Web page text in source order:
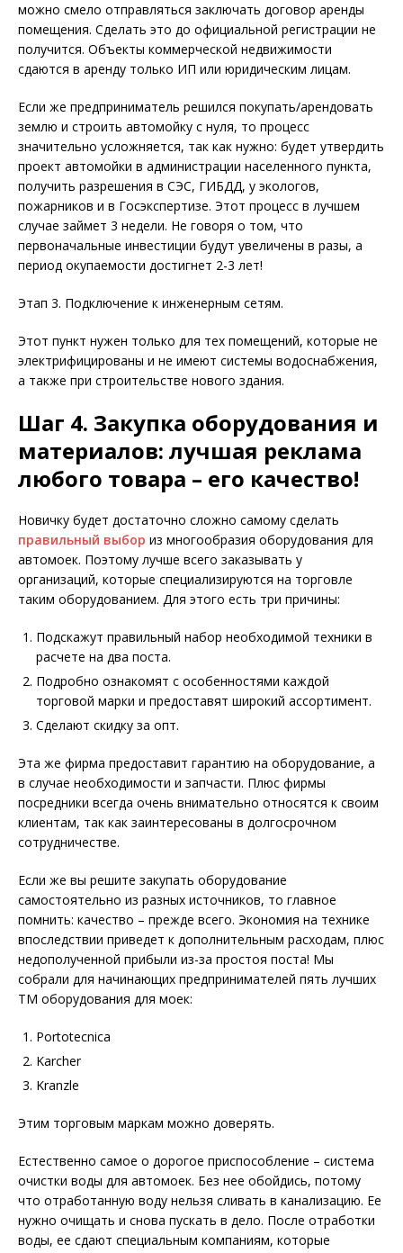
можно смело отправляться заключать договор аренды
помещения. Сделать это до официальной регистрации не
получится. Объекты коммерческой недвижимости
сдаются в аренду только ИП или юридическим лицам.
Если же предприниматель решился покупать/арендовать
землю и строить автомойку с нуля, то процесс
значительно усложняется, так как нужно: будет утвердить
проект автомойки в администрации населенного пункта,
получить разрешения в СЭС, ГИБДД, у экологов,
пожарников и в Госэкспертизе. Этот процесс в лучшем
случае займет 3 недели. Не говоря о том, что
первоначальные инвестиции будут увеличены в разы, а
период окупаемости достигнет 2-3 лет!
Этап 3. Подключение к инженерным сетям.
Этот пункт нужен только для тех помещений, которые не
электрифицированы и не имеют системы водоснабжения,
а также при строительстве нового здания.
Шаг 4. Закупка оборудования и
материалов: лучшая реклама
любого товара – его качество!
Новичку будет достаточно сложно самому сделать
правильный выбор из многообразия оборудования для
автомоек. Поэтому лучше всего заказывать у
организаций, которые специализируются на торговле
таким оборудованием. Для этого есть три причины:
Подскажут правильный набор необходимой техники в
расчете на два поста.
Подробно ознакомят с особенностями каждой
торговой марки и предоставят широкий ассортимент.
Сделают скидку за опт.
Эта же фирма предоставит гарантию на оборудование, а
в случае необходимости и запчасти. Плюс фирмы
посредники всегда очень внимательно относятся к своим
клиентам, так как заинтересованы в долгосрочном
сотрудничестве.
Если же вы решите закупать оборудование
самостоятельно из разных источников, то главное
помнить: качество – прежде всего. Экономия на технике
впоследствии приведет к дополнительным расходам, плюс
недополученной прибыли из-за простоя поста! Мы
собрали для начинающих предпринимателей пять лучших
ТМ оборудования для моек:
Portotecnica
Karcher
Kranzle
Этим торговым маркам можно доверять.
Естественно самое о дорогое приспособление – система
очистки воды для автомоек. Без нее обойдись, потому
что отработанную воду нельзя сливать в канализацию. Ее
нужно очищать и снова пускать в дело. После отработки
воды, ее сдают специальным компаниям, которые